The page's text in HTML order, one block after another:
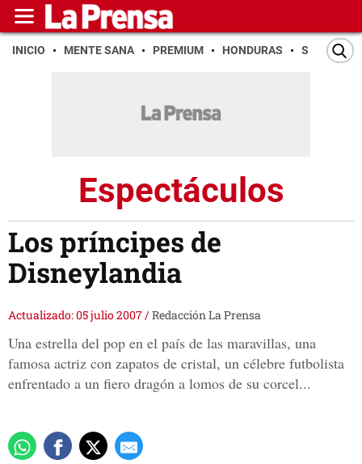
INICIO MENTE SANA PREMIUM HONDURAS SAN PEDRO
Espectáculos
Los príncipes de
Disneylandia
Actualizado: 05 julio 2007/Redacción La Prensa
Una estrella del pop en el país de las maravillas, una
famosa actriz con zapatos de cristal, un célebre futbolista
enfrentado a un fiero dragón a lomos de su corcel...